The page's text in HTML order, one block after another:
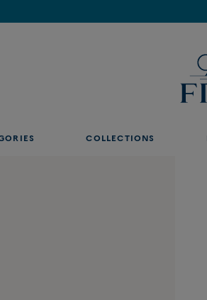
COLLECTIONS